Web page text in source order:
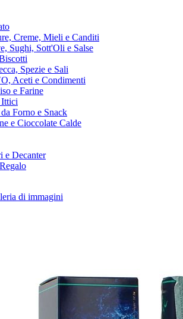
Creme, Mieli e Canditi
Sughi, Sott'Oli e Salse
Spezie e Sali
Aceti e Condimenti
e Farine
Forno e Snack
e Cioccolate Calde
e Decanter
di immagini